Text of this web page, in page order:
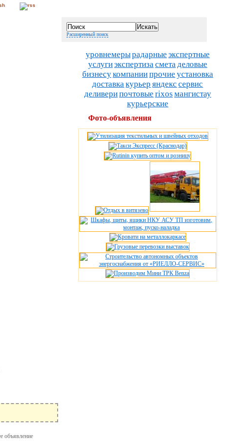
Расширенный поиск
уровнемерырадарные экспертные
услугиэкспертизасметаделовые
бизнесукомпаниипрочие установка
доставкакурьер яндекс сервис
деливерипочтовые rixos мангистау
курьерские
Фото-объявления